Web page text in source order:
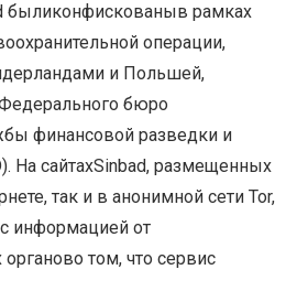
быликонфискованыв рамках
операции,
и Польшей,
бюро
финансовой разведки и
На сайтахSinbad, размещенных
так и в анонимной сети Tor,
информацией от
том, что сервис